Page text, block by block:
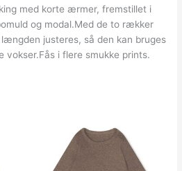
med korte ærmer, fremstillet i
og modal.Med de to rækker
justeres, så den kan bruges
vokser.Fås i flere smukke prints.